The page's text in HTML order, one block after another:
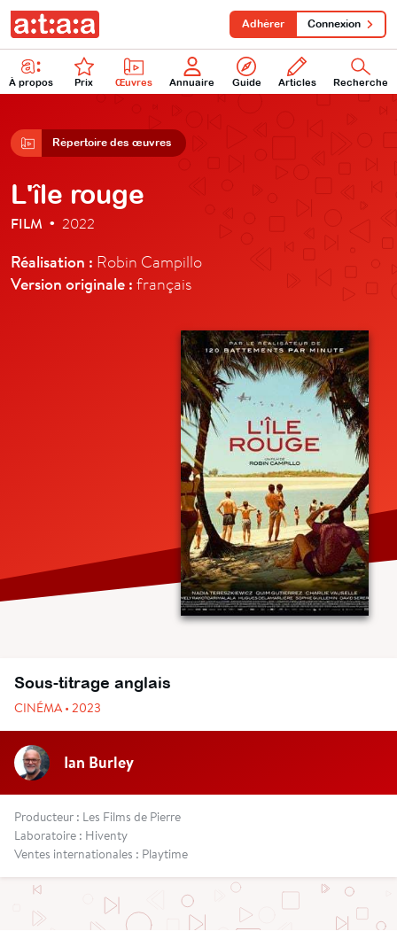
À propos Prix Œuvres Annuaire Guide Articles Recherche
Adhérer Connexion
Répertoire des œuvres
L'île rouge
FILM • 2022
Réalisation : Robin Campillo
Version originale : français
Sous-titrage anglais
CINÉMA • 2023
Ian Burley
Producteur : Les Films de Pierre
Laboratoire : Hiventy
Ventes internationales : Playtime